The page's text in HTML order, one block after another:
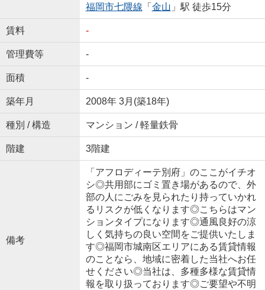
福岡市七隈線 「 金山 」駅 徒歩15分
賃料 -
管理費等 -
面積 -
築年月 2008年 3月(築18年)
種別 / 構造 マンション / 軽量鉄骨
階建 3階建
備考
「アフロディーテ別府」のここがイチオ
シ◎共用部にゴミ置き場があるので、外
部の人にごみを見られたり持っていかれ
るリスクが低くなります◎こちらはマン
ションタイプになります◎通風良好の涼
しく気持ちの良い空間をご提供いたしま
す◎福岡市城南区エリアにある賃貸情報
のことなら、地域に密着した当社へお任
せください◎当社は、多種多様な賃貸情
報を取り扱っております◎ご要望や不明